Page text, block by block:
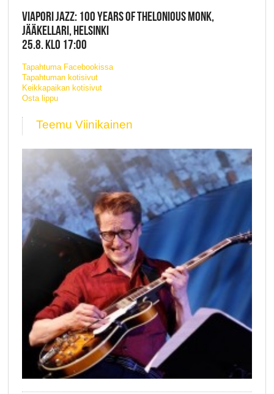
VIAPORI JAZZ: 100 YEARS OF THELONIOUS MONK,
JÄÄKELLARI, HELSINKI
25.8. KLO 17:00
Tapahtuma Facebookissa
Tapahtuman kotisivut
Keikkapaikan kotisivut
Osta lippu
Teemu Viinikainen